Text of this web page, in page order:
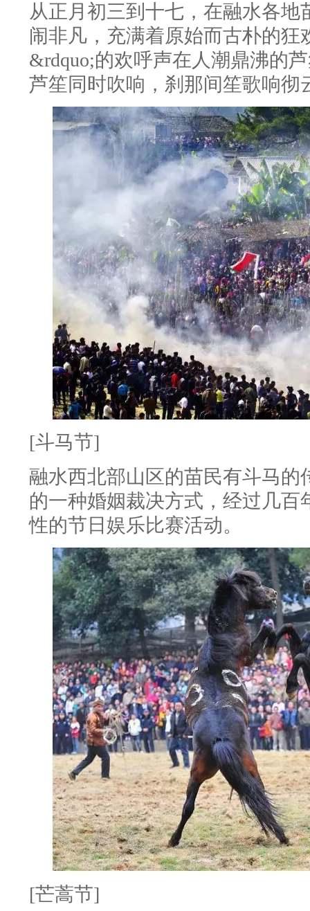
从正月初三到十七，在融水各
闹非凡，充满着原始而古朴的狂
&rdquo;的欢呼声在人潮鼎沸的
芦笙同时吹响，刹那间笙歌响彻
[斗马节]
融水西北部山区的苗民有斗马的
的一种婚姻裁决方式，经过几百
性的节日娱乐比赛活动。
[芒蒿节]